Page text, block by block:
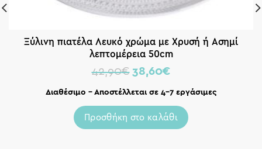
Ξύλινη πιατέλα Λευκό χρώμα με Χρυσή ή Ασημί
λεπτομέρεια 50cm
42,90€ 38,60€
Διαθέσιμο – Αποστέλλεται σε 4-7 εργάσιμες
Προσθήκη στο καλάθι